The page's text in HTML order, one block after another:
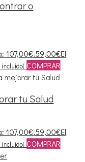
o
107,00€.59,00€El
incluido) COMPRAR
tu Salud
107,00€.59,00€El
incluido) COMPRAR